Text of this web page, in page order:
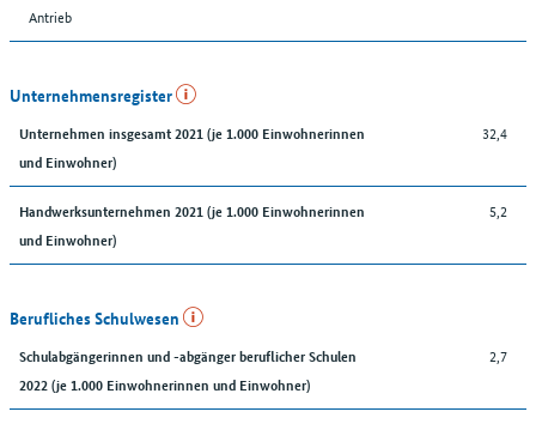
Antrieb
Unternehmensregister
Unternehmen insgesamt 2021 (je 1.000 Einwohnerinnen
und Einwohner)
32,4
Handwerksunternehmen 2021 (je 1.000 Einwohnerinnen
und Einwohner)
5,2
Berufliches Schulwesen
Schulabgängerinnen und -abgänger beruflicher Schulen
2022 (je 1.000 Einwohnerinnen und Einwohner)
2,7